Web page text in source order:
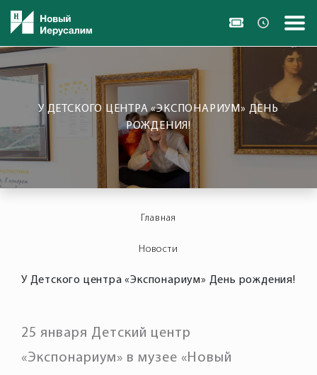
У ДЕТСКОГО ЦЕНТРА «ЭКСПОНАРИУМ» ДЕНЬ
РОЖДЕНИЯ!
Главная
Новости
У Детского центра «Экспонариум» День рождения!
25 января Детский центр
«Экспонариум» в музее «Новый